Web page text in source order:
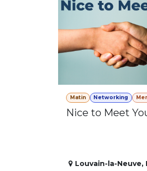
Matin Networking
Nice to Meet
Louvain-la-Neuve,